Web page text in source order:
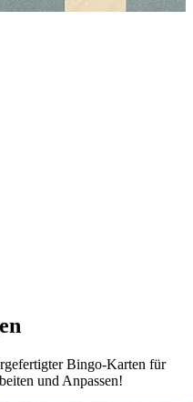
Bingo-Karten für
und Anpassen!